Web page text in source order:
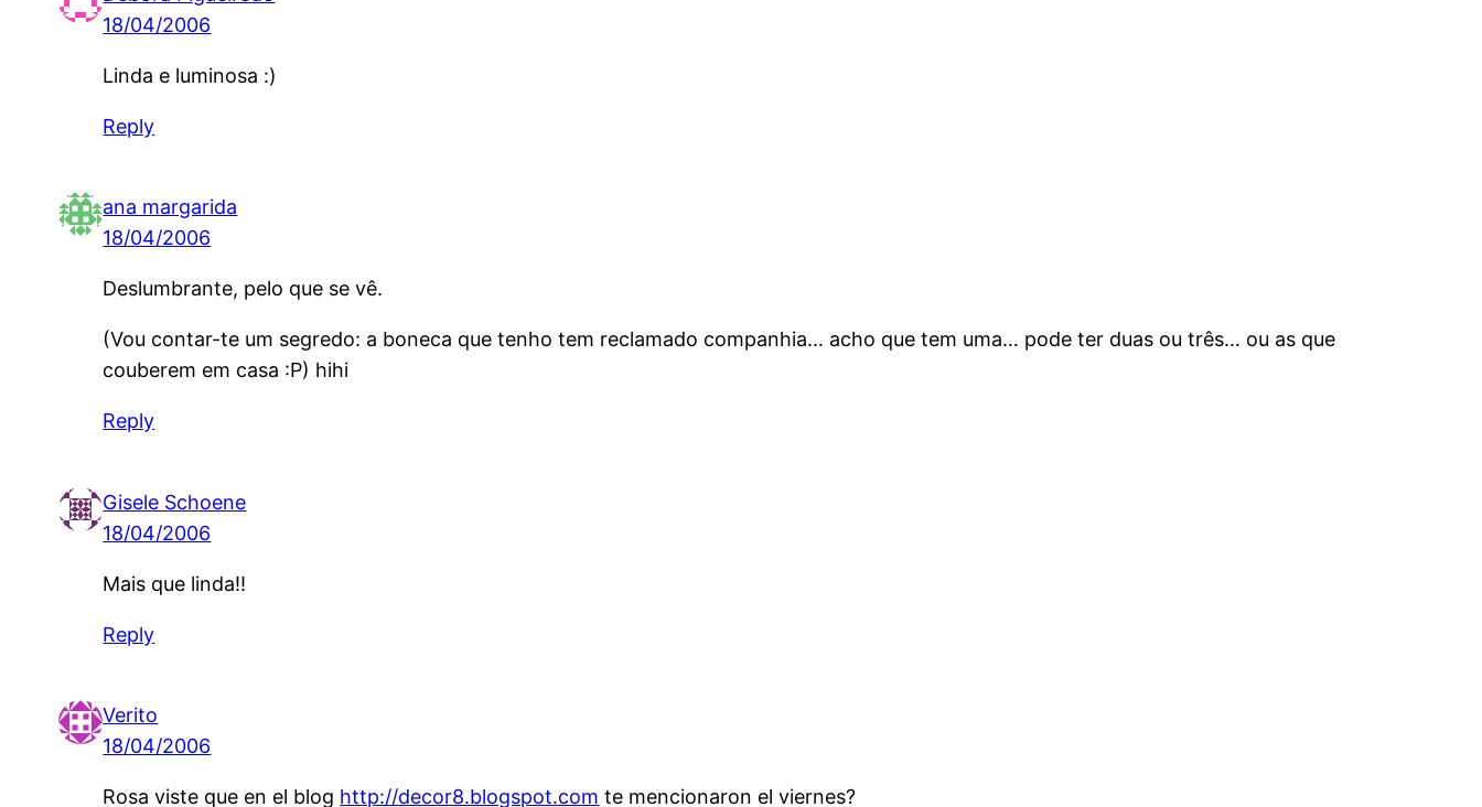
18/04/2006
Linda e luminosa :)
Reply
ana margarida
18/04/2006
Deslumbrante, pelo que se vê.
(Vou contar-te um segredo: a boneca que tenho tem reclamado companhia… acho que tem uma… pode ter duas ou três… ou as que
couberem em casa :P) hihi
Reply
Gisele Schoene
18/04/2006
Mais que linda!!
Reply
Verito
18/04/2006
Rosa viste que en el blog http://decor8.blogspot.com te mencionaron el viernes?